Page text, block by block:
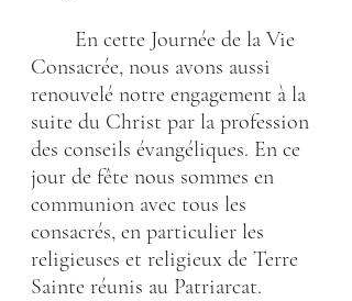
En cette Journée de la Vie
Consacrée, nous avons aussi
renouvelé notre engagement à la
suite du Christ par la profession
des conseils évangéliques. En ce
jour de fête nous sommes en
communion avec tous les
consacrés, en particulier les
religieuses et religieux de Terre
Sainte réunis au Patriarcat.